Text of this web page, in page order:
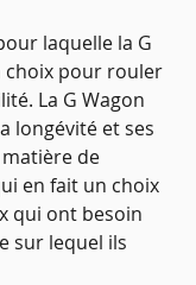
laquelle la G
choix pour rouler
La G Wagon
longévité et ses
de
en fait un choix
qui ont besoin
sur lequel ils